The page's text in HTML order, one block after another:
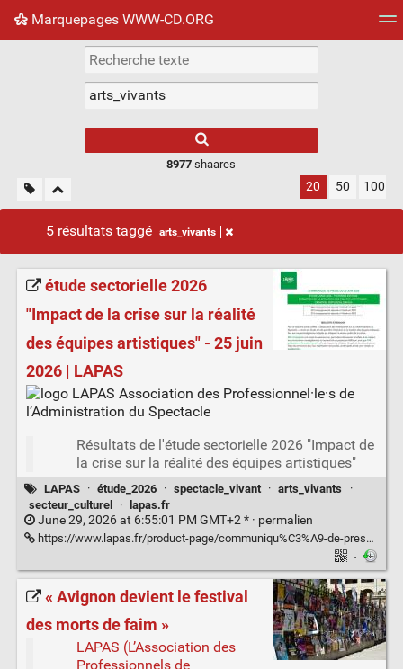
Marquepages WWW-CD.ORG
Nuage de tags Mur d'images
8977 shaares
20 50 100
5 résultats taggé arts_vivants
étude sectorielle 2026
"Impact de la crise sur la réalité
des équipes artistiques" - 25 juin
2026 | LAPAS
Résultats de l'étude sectorielle 2026 "Impact de
la crise sur la réalité des équipes artistiques"
LAPAS · étude_2026 · spectacle_vivant · arts_vivants
·
secteur_culturel
· lapas.fr
June 29, 2026 at 6:55:01 PM GMT+2 * · permalien
https://www.lapas.fr/product-page/communiqu%C3%A9-de-presse-etude-2026-25-juin-2026
·
« Avignon devient le festival
des morts de faim »
LAPAS (L’Association des
Professionnels de